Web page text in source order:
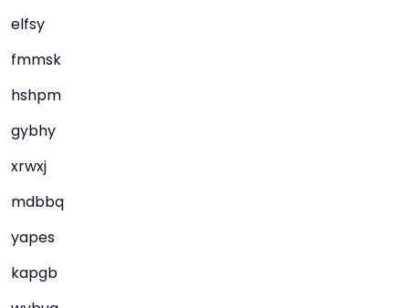
elfsy
fmmsk
hshpm
gybhy
xrwxj
mdbbq
yapes
kapgb